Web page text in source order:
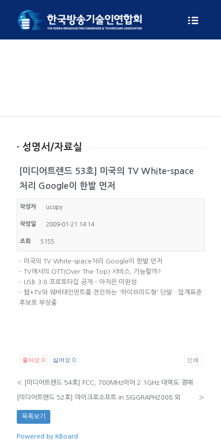
· 성명서/자료실
[미디어트렌드 53호] 미국의 TV White-space
처리 Google이 한발 먼저
작성자 ucopy
작성일 2009-01-21 14:14
조회 5155
- 미국의 TV White-space처리 Google이 한발 먼저
- TV에서의 OTT(Over The Top) 서비스, 가능할까?
- USB 3.0 프로토타입 공개 – 아직은 미완성
- 웹+TV와 웨버테인먼트를 견인하는 '하이브리드형' 단말…업계표준
후보로 부상중
좋아요 0 싫어요 0 인쇄
« [미디어트렌드 54호] FCC, 700MHz이어 2.1GHz 대역도 경매
[미디어트렌드 52호] 마이크로소프트 in SIGGRAPH2008 외 »
목록보기
Powered by KBoard